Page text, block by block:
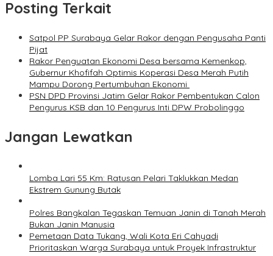
Posting Terkait
Satpol PP Surabaya Gelar Rakor dengan Pengusaha Panti
Pijat
Rakor Penguatan Ekonomi Desa bersama Kemenkop,
Gubernur Khofifah Optimis Koperasi Desa Merah Putih
Mampu Dorong Pertumbuhan Ekonomi
PSN DPD Provinsi Jatim Gelar Rakor Pembentukan Calon
Pengurus KSB dan 10 Pengurus Inti DPW Probolinggo
Jangan Lewatkan
Lomba Lari 55 Km: Ratusan Pelari Taklukkan Medan
Ekstrem Gunung Butak
Polres Bangkalan Tegaskan Temuan Janin di Tanah Merah
Bukan Janin Manusia
Pemetaan Data Tukang, Wali Kota Eri Cahyadi
Prioritaskan Warga Surabaya untuk Proyek Infrastruktur